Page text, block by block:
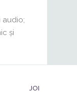
audio;
și
JOI